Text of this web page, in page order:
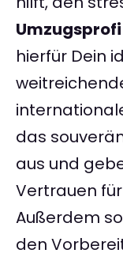
hierfür Dein
das
aus und
Vertrauen
Außerdem
den